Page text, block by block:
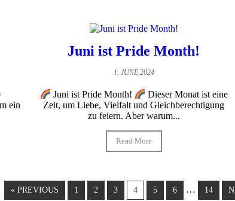
ein
Juni ist Pride Month!
1. JUNE 2024
Juni ist Pride Month!
Dieser Monat ist eine
Zeit, um Liebe, Vielfalt und Gleichberechtigung
zu feiern. Aber warum...
Read More
« PREVIOUS 1 2 3 4 5 6 … 14